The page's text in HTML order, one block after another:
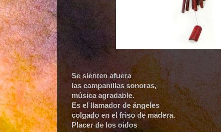
Se sienten afuera
las campanillas sonoras,
música agradable.
Es el llamador de ángeles
colgado en el friso de madera.
Placer de los oídos